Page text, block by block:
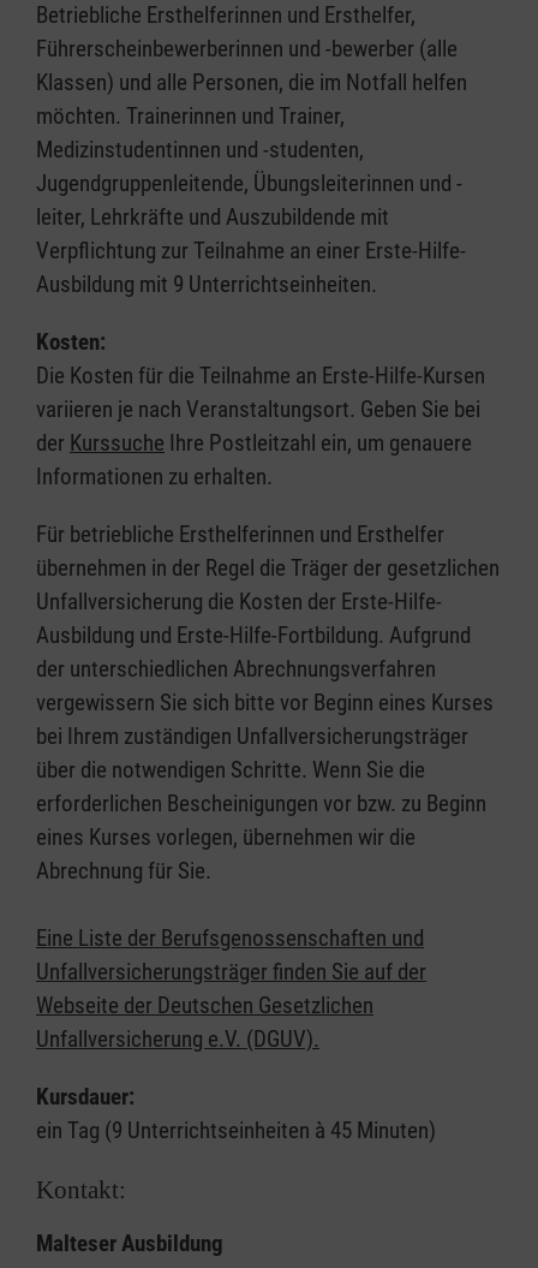
Betriebliche Ersthelferinnen und Ersthelfer,
Führerscheinbewerberinnen und -bewerber (alle
Klassen) und alle Personen, die im Notfall helfen
möchten. Trainerinnen und Trainer,
Medizinstudentinnen und -studenten,
Jugendgruppenleitende, Übungsleiterinnen und -
leiter, Lehrkräfte und Auszubildende mit
Verpflichtung zur Teilnahme an einer Erste-Hilfe-
Ausbildung mit 9 Unterrichtseinheiten.
Kosten:
Die Kosten für die Teilnahme an Erste-Hilfe-Kursen
variieren je nach Veranstaltungsort. Geben Sie bei
der Kurssuche Ihre Postleitzahl ein, um genauere
Informationen zu erhalten.
Für betriebliche Ersthelferinnen und Ersthelfer
übernehmen in der Regel die Träger der gesetzlichen
Unfallversicherung die Kosten der Erste-Hilfe-
Ausbildung und Erste-Hilfe-Fortbildung. Aufgrund
der unterschiedlichen Abrechnungsverfahren
vergewissern Sie sich bitte vor Beginn eines Kurses
bei Ihrem zuständigen Unfallversicherungsträger
über die notwendigen Schritte. Wenn Sie die
erforderlichen Bescheinigungen vor bzw. zu Beginn
eines Kurses vorlegen, übernehmen wir die
Abrechnung für Sie.
Eine Liste der Berufsgenossenschaften und
Unfallversicherungsträger finden Sie auf der
Webseite der Deutschen Gesetzlichen
Unfallversicherung e.V. (DGUV).
Kursdauer:
ein Tag (9 Unterrichtseinheiten à 45 Minuten)
Kontakt:
Malteser Ausbildung